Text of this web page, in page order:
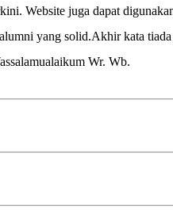
Website juga dapat
yang solid.Akhir kata
Wr. Wb.